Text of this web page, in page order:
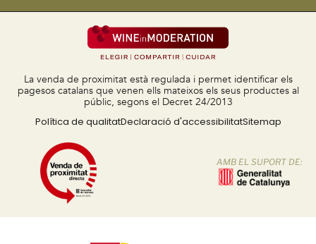
La venda de proximitat està regulada i permet identificar els
pagesos catalans que venen ells mateixos els seus productes al
públic, segons el Decret 24/2013
Política de qualitatDeclaració d'accessibilitatSitemap
AMB EL SUPORT DE: